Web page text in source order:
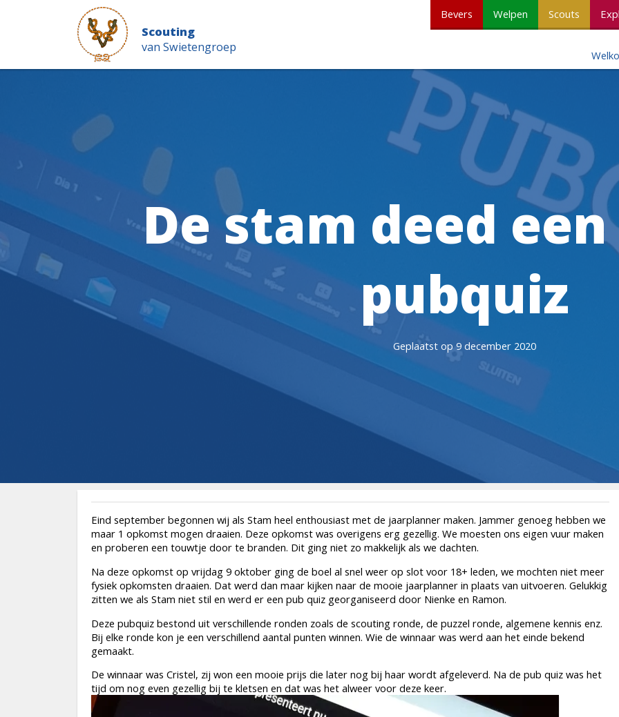
Scouting
van Swietengroep
Bevers Welpen Scouts
De stam deed
pubquiz
Geplaatst op 9 december 2020
Eind september begonnen wij als Stam heel enthousiast met de jaarplanner maken. Jammer genoeg hebben we
maar 1 opkomst mogen draaien. Deze opkomst was overigens erg gezellig. We moesten ons eigen vuur maken
en proberen een touwtje door te branden. Dit ging niet zo makkelijk als we dachten.
Na deze opkomst op vrijdag 9 oktober ging de boel al snel weer op slot voor 18+ leden, we mochten niet meer
fysiek opkomsten draaien. Dat werd dan maar kijken naar de mooie jaarplanner in plaats van uitvoeren. Gelukkig
zitten we als Stam niet stil en werd er een pub quiz georganiseerd door Nienke en Ramon.
Deze pubquiz bestond uit verschillende ronden zoals de scouting ronde, de puzzel ronde, algemene kennis enz.
Bij elke ronde kon je een verschillend aantal punten winnen. Wie de winnaar was werd aan het einde bekend
gemaakt.
De winnaar was Cristel, zij won een mooie prijs die later nog bij haar wordt afgeleverd. Na de pub quiz was het
tijd om nog even gezellig bij te kletsen en dat was het alweer voor deze keer.